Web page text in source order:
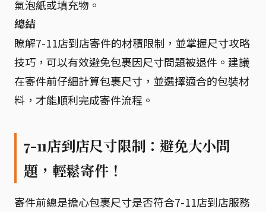
氣泡紙或填充物。
總結
瞭解7-11店到店寄件的材積限制，並掌握尺寸攻略
技巧，可以有效避免包裹因尺寸問題被退件。建議
在寄件前仔細計算包裹尺寸，並選擇適合的包裝材
料，才能順利完成寄件流程。
7-11店到店尺寸限制：避免大小問
題，輕鬆寄件！
寄件前總是擔心包裹尺寸是否符合7-11店到店服務